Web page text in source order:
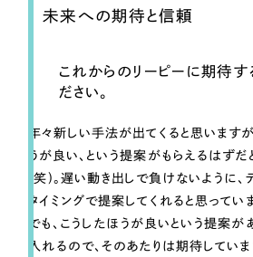
未来への期待と信頼
これからのリーピーに期待す
ださい。
年々新しい手法が出てくると思います
うが良い、という提案がもらえるはず
(笑)。遅い動き出しで負けないように、
タイミングで提案してくれると思ってい
でも、こうしたほうが良いという提案が
入れるので、そのあたりは期待していま